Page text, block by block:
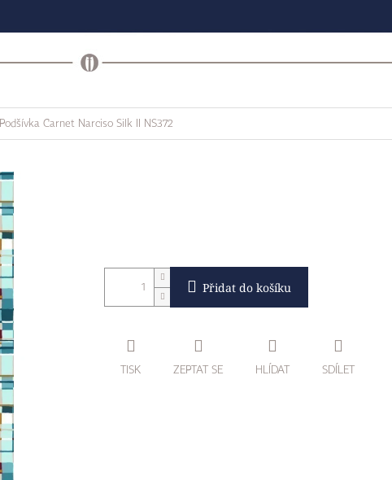
Podšívka Carnet Narciso Silk II NS372
Přidat do košíku
TISK ZEPTAT SE HLÍDAT SDÍLET